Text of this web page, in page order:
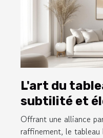
L'art du
subtilité et
décoration
Offrant une alliance
raffinement, le tableau